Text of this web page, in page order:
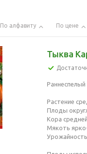
По алфавиту По цене
Тыква
Растение
Плоды
Кора
Мякоть